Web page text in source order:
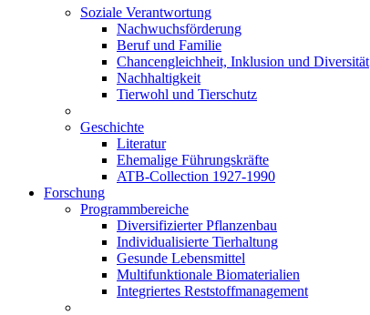
Soziale Verantwortung
Nachwuchsförderung
Beruf und Familie
Chancengleichheit, Inklusion und Diversität
Nachhaltigkeit
Tierwohl und Tierschutz
Geschichte
Literatur
Ehemalige Führungskräfte
ATB-Collection 1927-1990
Forschung
Programmbereiche
Diversifizierter Pflanzenbau
Individualisierte Tierhaltung
Gesunde Lebensmittel
Multifunktionale Biomaterialien
Integriertes Reststoffmanagement